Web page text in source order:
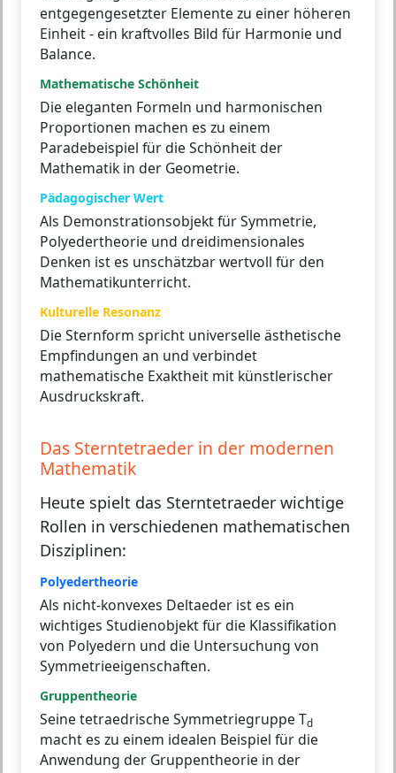
entgegengesetzter Elemente zu einer höheren
Einheit - ein kraftvolles Bild für Harmonie und
Balance.
Mathematische Schönheit
Die eleganten Formeln und harmonischen
Proportionen machen es zu einem
Paradebeispiel für die Schönheit der
Mathematik in der Geometrie.
Pädagogischer Wert
Als Demonstrationsobjekt für Symmetrie,
Polyedertheorie und dreidimensionales
Denken ist es unschätzbar wertvoll für den
Mathematikunterricht.
Kulturelle Resonanz
Die Sternform spricht universelle ästhetische
Empfindungen an und verbindet
mathematische Exaktheit mit künstlerischer
Ausdruckskraft.
Das Sterntetraeder in der modernen
Mathematik
Heute spielt das Sterntetraeder wichtige
Rollen in verschiedenen mathematischen
Disziplinen:
Polyedertheorie
Als nicht-konvexes Deltaeder ist es ein
wichtiges Studienobjekt für die Klassifikation
von Polyedern und die Untersuchung von
Symmetrieeigenschaften.
Gruppentheorie
Seine tetraedrische Symmetriegruppe Td
macht es zu einem idealen Beispiel für die
Anwendung der Gruppentheorie in der